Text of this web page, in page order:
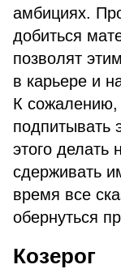
амбициях.
добиться
позволят
в карьере и
К сожалению,
подпитывать
этого делать
сдерживать
время все
обернуться
Козерог